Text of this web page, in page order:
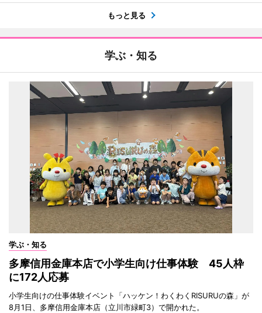
もっと見る
学ぶ・知る
学ぶ・知る
多摩信用金庫本店で小学生向け仕事体験 45人枠
に172人応募
小学生向けの仕事体験イベント「ハッケン！わくわくRISURUの森」が
8月1日、多摩信用金庫本店（立川市緑町3）で開かれた。